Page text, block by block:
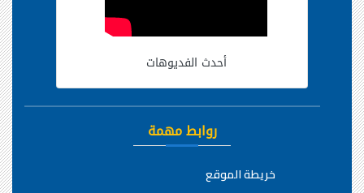
أحدث الفديوهات
روابط مهمة
خريطة الموقع